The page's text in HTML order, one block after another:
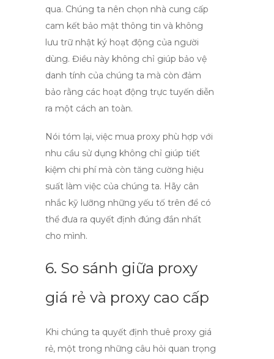
qua. Chúng ta nên chọn nhà cung cấp
cam kết bảo mật thông tin và không
lưu trữ nhật ký hoạt động của người
dùng. Điều này không chỉ giúp bảo vệ
danh tính của chúng ta mà còn đảm
bảo rằng các hoạt động trực tuyến diễn
ra một cách an toàn.
Nói tóm lại, việc mua proxy phù hợp với
nhu cầu sử dụng không chỉ giúp tiết
kiệm chi phí mà còn tăng cường hiệu
suất làm việc của chúng ta. Hãy cân
nhắc kỹ lưỡng những yếu tố trên để có
thể đưa ra quyết định đúng đắn nhất
cho mình.
6. So sánh giữa proxy
giá rẻ và proxy cao cấp
Khi chúng ta quyết định thuê proxy giá
rẻ, một trong những câu hỏi quan trọng